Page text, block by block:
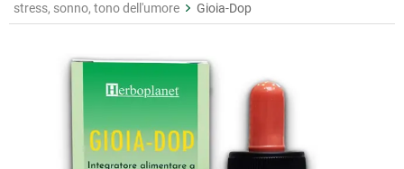
stress, sonno, tono dell'umore
Gioia-Dop